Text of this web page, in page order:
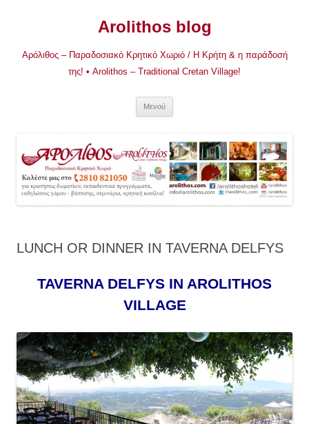
Arolithos blog
Αρόλιθος – Παραδοσιακό Κρητικό Χωριό / Η Κρήτη & η παράδοσή
της! • Arolithos – Traditional Cretan Village!
Μενού
LUNCH OR DINNER IN TAVERNA DELFYS
TAVERNA DELFYS IN AROLITHOS
VILLAGE